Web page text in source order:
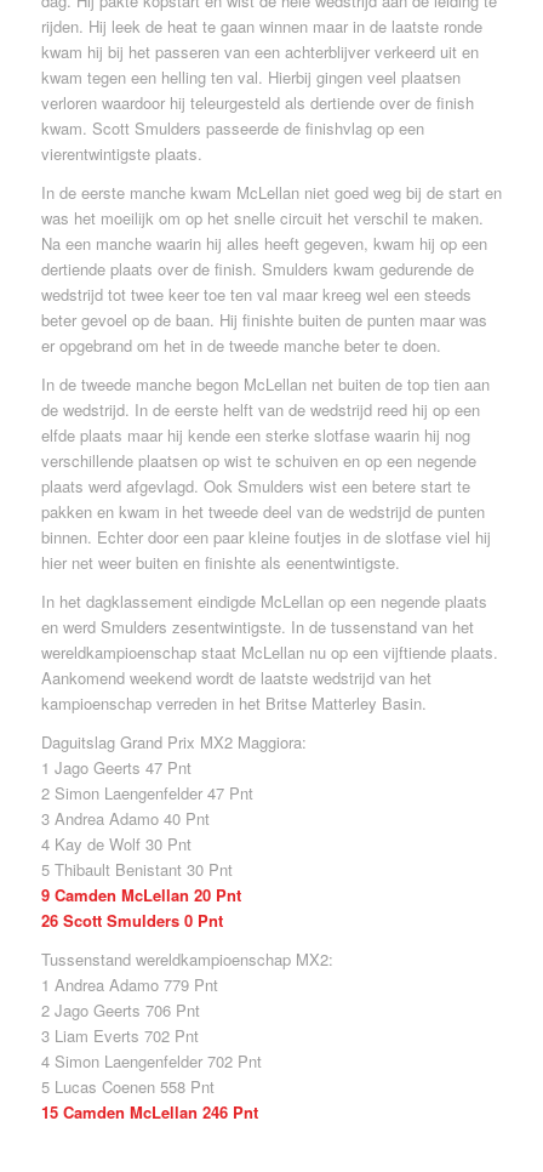
rijden. Hij leek de heat te gaan winnen maar in de laatste ronde
kwam hij bij het passeren van een achterblijver verkeerd uit en
kwam tegen een helling ten val. Hierbij gingen veel plaatsen
verloren waardoor hij teleurgesteld als dertiende over de finish
kwam. Scott Smulders passeerde de finishvlag op een
vierentwintigste plaats.
In de eerste manche kwam McLellan niet goed weg bij de start en
was het moeilijk om op het snelle circuit het verschil te maken.
Na een manche waarin hij alles heeft gegeven, kwam hij op een
dertiende plaats over de finish. Smulders kwam gedurende de
wedstrijd tot twee keer toe ten val maar kreeg wel een steeds
beter gevoel op de baan. Hij finishte buiten de punten maar was
er opgebrand om het in de tweede manche beter te doen.
In de tweede manche begon McLellan net buiten de top tien aan
de wedstrijd. In de eerste helft van de wedstrijd reed hij op een
elfde plaats maar hij kende een sterke slotfase waarin hij nog
verschillende plaatsen op wist te schuiven en op een negende
plaats werd afgevlagd. Ook Smulders wist een betere start te
pakken en kwam in het tweede deel van de wedstrijd de punten
binnen. Echter door een paar kleine foutjes in de slotfase viel hij
hier net weer buiten en finishte als eenentwintigste.
In het dagklassement eindigde McLellan op een negende plaats
en werd Smulders zesentwintigste. In de tussenstand van het
wereldkampioenschap staat McLellan nu op een vijftiende plaats.
Aankomend weekend wordt de laatste wedstrijd van het
kampioenschap verreden in het Britse Matterley Basin.
Daguitslag Grand Prix MX2 Maggiora:
1 Jago Geerts 47 Pnt
2 Simon Laengenfelder 47 Pnt
3 Andrea Adamo 40 Pnt
4 Kay de Wolf 30 Pnt
5 Thibault Benistant 30 Pnt
9 Camden McLellan 20 Pnt
26 Scott Smulders 0 Pnt
Tussenstand wereldkampioenschap MX2:
1 Andrea Adamo 779 Pnt
2 Jago Geerts 706 Pnt
3 Liam Everts 702 Pnt
4 Simon Laengenfelder 702 Pnt
5 Lucas Coenen 558 Pnt
15 Camden McLellan 246 Pnt